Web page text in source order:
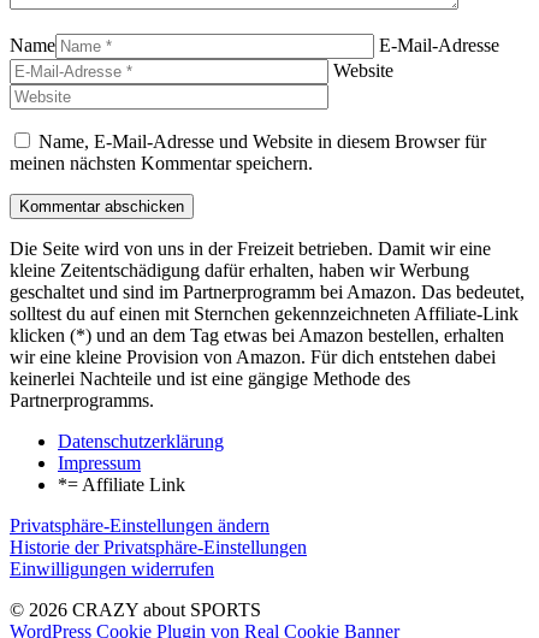
Name
E-Mail-Adresse
Website
Name, E-Mail-Adresse und Website in diesem Browser für
meinen nächsten Kommentar speichern.
Die Seite wird von uns in der Freizeit betrieben. Damit wir eine
kleine Zeitentschädigung dafür erhalten, haben wir Werbung
geschaltet und sind im Partnerprogramm bei Amazon. Das bedeutet,
solltest du auf einen mit Sternchen gekennzeichneten Affiliate-Link
klicken (*) und an dem Tag etwas bei Amazon bestellen, erhalten
wir eine kleine Provision von Amazon. Für dich entstehen dabei
keinerlei Nachteile und ist eine gängige Methode des
Partnerprogramms.
Datenschutzerklärung
Impressum
*= Affiliate Link
Privatsphäre-Einstellungen ändern
Historie der Privatsphäre-Einstellungen
Einwilligungen widerrufen
© 2026 CRAZY about SPORTS
WordPress Cookie Plugin von Real Cookie Banner